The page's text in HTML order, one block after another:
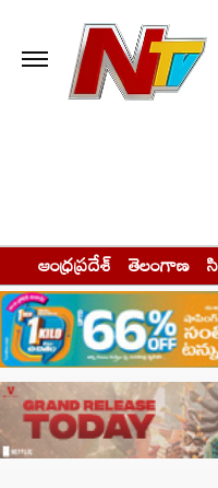
ఆంధ్రప్రదేశ్ తెలంగాణ